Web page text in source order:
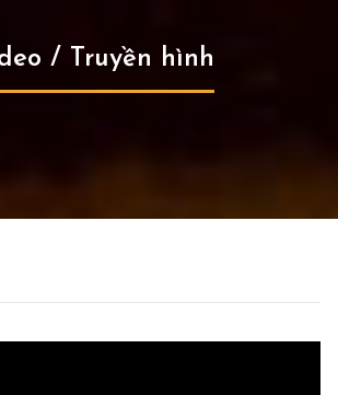
/ Truyền hình